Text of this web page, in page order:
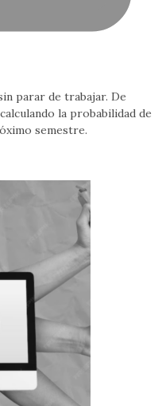
parar de trabajar. De
la probabilidad de
semestre.